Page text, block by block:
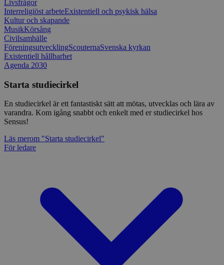
Livsfrågor
Interreligiöst arbeteExistentiell och psykisk hälsa
Kultur och skapande
MusikKörsång
Civilsamhälle
FöreningsutvecklingScouternaSvenska kyrkan
Existentiell hållbarhet
Agenda 2030
Starta studiecirkel
En studiecirkel är ett fantastiskt sätt att mötas, utvecklas och lära av
varandra. Kom igång snabbt och enkelt med er studiecirkel hos
Sensus!
Läs merom "Starta studiecirkel"
För ledare